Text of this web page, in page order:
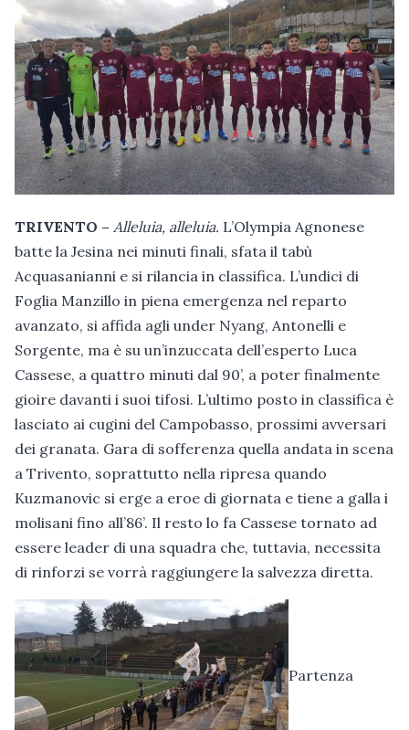
TRIVENTO – Alleluia, alleluia. L’Olympia Agnonese
batte la Jesina nei minuti finali, sfata il tabù
Acquasanianni e si rilancia in classifica. L’undici di
Foglia Manzillo in piena emergenza nel reparto
avanzato, si affida agli under Nyang, Antonelli e
Sorgente, ma è su un’inzuccata dell’esperto Luca
Cassese, a quattro minuti dal 90’, a poter finalmente
gioire davanti i suoi tifosi. L’ultimo posto in classifica è
lasciato ai cugini del Campobasso, prossimi avversari
dei granata. Gara di sofferenza quella andata in scena
a Trivento, soprattutto nella ripresa quando
Kuzmanovic si erge a eroe di giornata e tiene a galla i
molisani fino all’86’. Il resto lo fa Cassese tornato ad
essere leader di una squadra che, tuttavia, necessita
di rinforzi se vorrà raggiungere la salvezza diretta.
Partenza